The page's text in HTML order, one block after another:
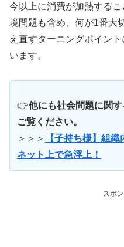
今以上に消費が加熱する
境問題も含め、何が1番大
え直すターニングポイン
います。
👉他にも社会問題に関
ご覧ください。
＞＞＞
【子持ち様】組
ネット上で急浮上！
スポ